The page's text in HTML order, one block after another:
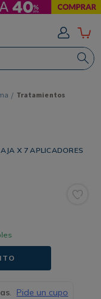
Tratamientos
X 7 APLICADORES